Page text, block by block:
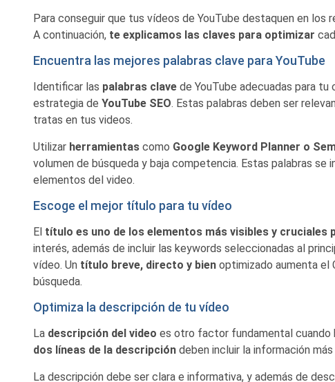
Para conseguir que tus vídeos de YouTube destaquen en los
A continuación, te explicamos las claves para optimizar
Encuentra las mejores palabras clave para YouTube
Identificar las palabras clave de YouTube adecuadas para
estrategia de YouTube SEO. Estas palabras deben ser
tratas en tus videos.
Utilizar herramientas como Google Keyword Planner o
volumen de búsqueda y baja competencia. Estas palabras
elementos del video.
Escoge el mejor título para tu vídeo
El título es uno de los elementos más visibles y cruciales
interés, además de incluir las keywords seleccionadas al
vídeo. Un título breve, directo y bien optimizado aumenta el
búsqueda.
Optimiza la descripción de tu vídeo
La descripción del video es otro factor fundamental cuando
dos líneas de la descripción deben incluir la información
La descripción debe ser clara e informativa, y además de